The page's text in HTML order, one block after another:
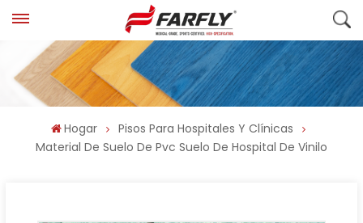
Hogar
Pisos Para Hospitales Y Clínicas
Material De Suelo De Pvc Suelo De Hospital De Vinilo